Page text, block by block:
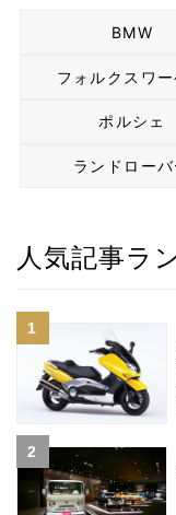
BMW
フォルクスワ
ポルシェ
ランドローバ
人気記事ラ